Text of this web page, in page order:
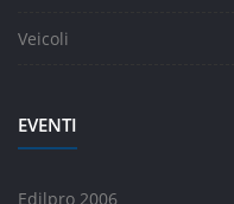
Veicoli
EVENTI
Edilpro 2006